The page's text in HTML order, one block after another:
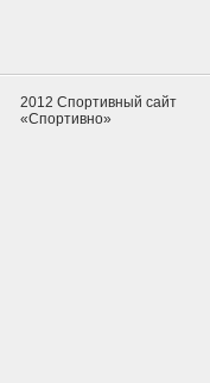
2012 Спортивный сайт
«Спортивно»